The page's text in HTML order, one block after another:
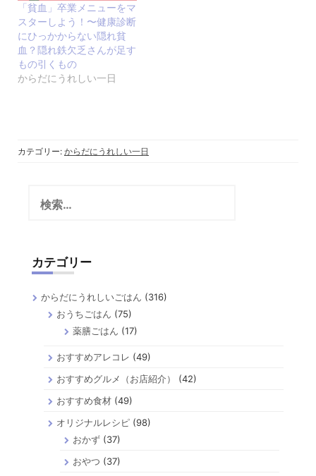
「貧血」卒業メニューをマ
スターしよう！〜健康診断
にひっかからない隠れ貧
血？隠れ鉄欠乏さんが足す
もの引くもの
からだにうれしい一日
カテゴリー: からだにうれしい一日
カテゴリー
からだにうれしいごはん (316)
おうちごはん (75)
薬膳ごはん (17)
おすすめアレコレ (49)
おすすめグルメ（お店紹介）
(42)
おすすめ食材 (49)
オリジナルレシピ (98)
おかず(37)
おやつ (37)